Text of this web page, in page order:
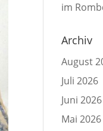
im
Archiv
August
Juli 2026
Juni 2026
Mai 2026